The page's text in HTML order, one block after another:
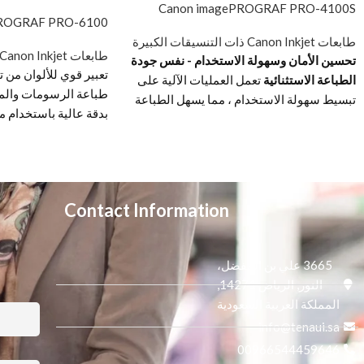
Canon imagePROGRAF PRO-4100S
طابعات Canon Inkjet ذات التنسيقات الكبيرة
تحسين الأمان وسهولة الاستخدام - نفس جودة
الطباعة الاستثنائية تعمل العمليات الآلية على
تبسيط سهولة الاستخدام ، مما يسهل الطباعة
PRO-6100
طابعات Canon Inkjet ذات التنسيقات الكبيرة
تعبير قوي للألوان من
طباعة الرسومات
بدقة عالية باستخدام
للصورة.
Contact Information
3665 علي بن المفضل،
النور, الرياض 14271,
المملكة العربية السعودية
info@tenaui.sa
00966544459646